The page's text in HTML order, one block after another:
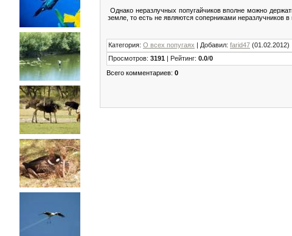
Однако неразлучных попугайчиков вполне можно
земле, то есть не являются соперниками неразлучников в
Категория: О всех попугаях | Добавил: farid47 (01.02.2012)
Просмотров: 3191 | Рейтинг: 0.0/0
Всего комментариев: 0